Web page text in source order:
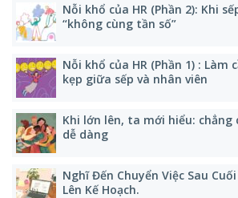
Nỗi khổ của HR (Phần 2): Khi
“không cùng tần số”
Nỗi khổ của HR (Phần 1) :
kẹp giữa sếp và nhân viên
Khi lớn lên, ta mới hiểu:
dễ dàng
Nghĩ Đến Chuyển Việc Sau
Lên Kế Hoạch.